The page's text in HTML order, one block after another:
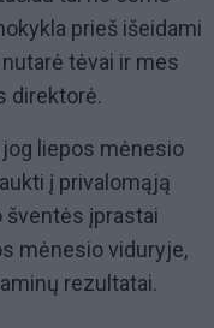
prieš išeidami
tėvai ir mes
direktorė.
liepos mėnesio
į privalomąją
šventės įprastai
mėnesio viduryje,
rezultatai.